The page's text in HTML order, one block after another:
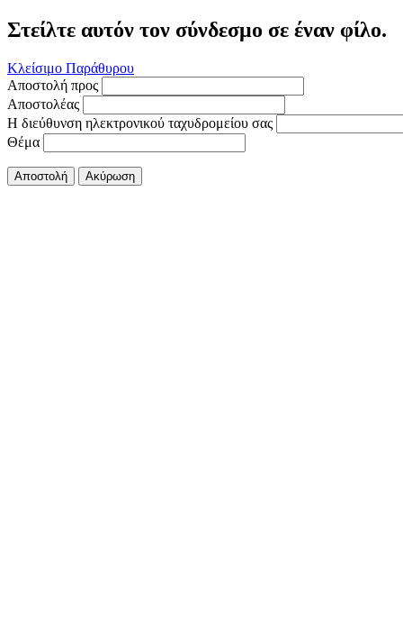
Στείλτε αυτόν τον σύνδεσμο σε έναν φίλο.
Κλείσιμο Παράθυρου
Αποστολή προς
Αποστολέας
Η διεύθυνση ηλεκτρονικού ταχυδρομείου σας
Θέμα
Αποστολή Ακύρωση